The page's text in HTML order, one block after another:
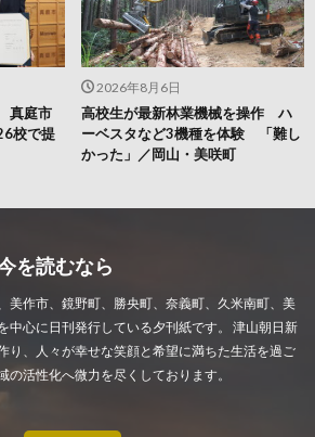
2026年8月6日
高校生が最新林業機械を操作 ハ
ーベスタなど3機種を体験 「難し
かった」／岡山・美咲町
真庭市
校で提
を読むなら
美作市、鏡野町、勝央町、奈義町、久米南町、美
中心に日刊発行している夕刊紙です。 津山朝日新
り、人々が幸せな笑顔と希望に満ちた生活を過ご
活性化へ微力を尽くしております。